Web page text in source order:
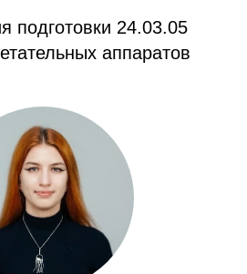
подготовки 24.03.05
аппаратов